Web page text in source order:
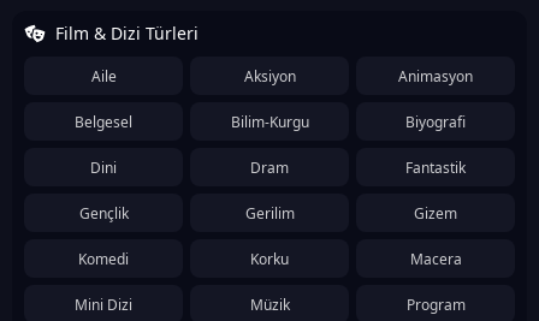
Film & Dizi Türleri
Aile Aksiyon Animasyon
Belgesel Bilim-Kurgu Biyografi
Dini Dram Fantastik
Gençlik Gerilim Gizem
Komedi Korku Macera
Mini Dizi Müzik Program